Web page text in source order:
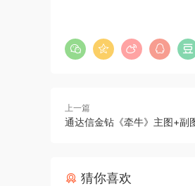
上一篇
通达信金钻《牵牛》主图+副
猜你喜欢